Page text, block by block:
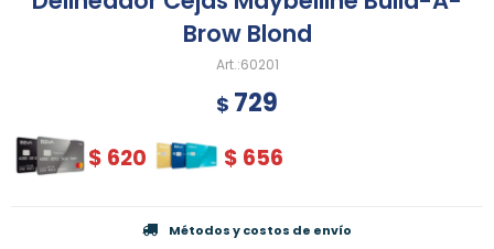
Brow Blond
60201
$ 729
$ 620 $ 656
Métodos y costos de envío